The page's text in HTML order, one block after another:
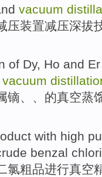
vacuum
压装置减压深拔
of Dy, Ho and
vacuum
镝、、 的真空蒸
with high
benzal
氯粗品进行真空